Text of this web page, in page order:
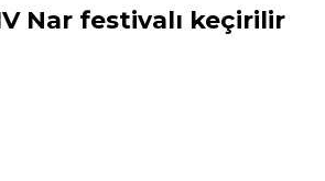
Nar festivalı keçirilir